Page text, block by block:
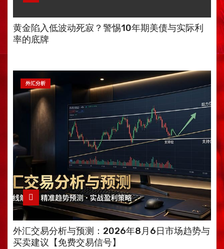
黄金陷入低波动死寂？警惕10年期美债与实际利
率的底牌
外汇分析
外汇交易分析与预测：2026年8月6日市场趋势与
买卖建议【免费交易信号】